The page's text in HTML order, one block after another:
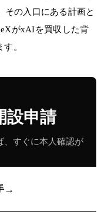
の入口にある計画と
がxAIを買収した背
。
設申請
、すぐに本人確認が
→